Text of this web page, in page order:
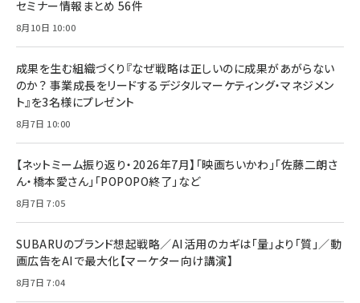
セミナー情報まとめ 56件
8月10日 10:00
成果を生む組織づくり『なぜ戦略は正しいのに成果があがらない
のか？ 事業成長をリードするデジタルマーケティング・マネジメン
ト』を3名様にプレゼント
8月7日 10:00
【ネットミーム振り返り・2026年7月】「映画ちいかわ」「佐藤二朗さ
ん・橋本愛さん」「POPOPO終了」など
8月7日 7:05
SUBARUのブランド想起戦略／AI活用のカギは「量」より「質」／動
画広告をAIで最大化【マーケター向け講演】
8月7日 7:04